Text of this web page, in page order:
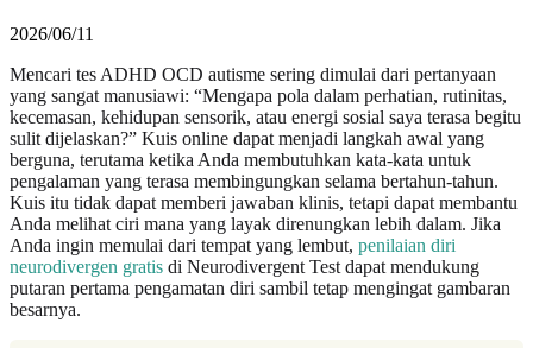
2026/06/11
Mencari tes ADHD OCD autisme sering dimulai dari pertanyaan
yang sangat manusiawi: “Mengapa pola dalam perhatian, rutinitas,
kecemasan, kehidupan sensorik, atau energi sosial saya terasa begitu
sulit dijelaskan?” Kuis online dapat menjadi langkah awal yang
berguna, terutama ketika Anda membutuhkan kata-kata untuk
pengalaman yang terasa membingungkan selama bertahun-tahun.
Kuis itu tidak dapat memberi jawaban klinis, tetapi dapat membantu
Anda melihat ciri mana yang layak direnungkan lebih dalam. Jika
Anda ingin memulai dari tempat yang lembut, penilaian diri
neurodivergen gratis di Neurodivergent Test dapat mendukung
putaran pertama pengamatan diri sambil tetap mengingat gambaran
besarnya.